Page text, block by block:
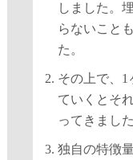
しました。
らないこと
た。
その上で、1
ていくとそ
ってきました
独自の特徴